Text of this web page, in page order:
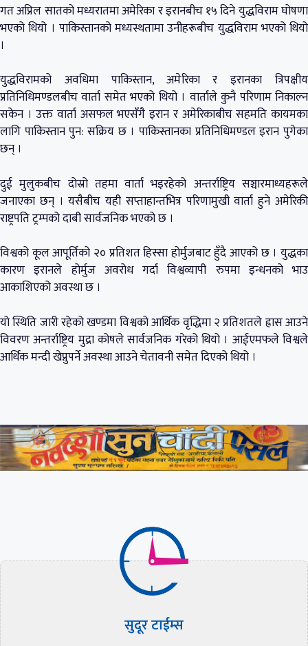
गत अप्रिल सातको मध्यरातमा अमेरिका र इरानबीच १५ दिने युद्धविराम घोषणा
भएको थियो । पाकिस्तानको मध्यस्थतामा उनीहरूबीच युद्धविराम भएको थियो
।
युद्धविरामको अवधिमा पाकिस्तान, अमेरिका र इरानका त्रिपक्षीय
प्रतिनिधिमण्डलबीच वार्ता समेत भएको थियो । वार्ताले कुनै परिणाम निकाल्न
सकेन । उक्त वार्ता असफल भएसँगै इरान र अमेरिकाबीच सहमति कायमका
लागि पाकिस्तान पुन: सक्रिय छ । पाकिस्तानका प्रतिनिधिमण्डल इरान पुगेका
छन् ।
दुई मुलुकबीच दोस्रो तहमा वार्ता भइरहेको अन्तर्राष्ट्रिय सञ्चारमाध्यहरूले
जनाएका छन् । यसैबीच यही सप्ताहान्तभित्र परिणामुखी वार्ता हुने अमेरिकी
राष्ट्रपति ट्रम्पको दाबी सार्वजनिक भएको छ ।
विश्वको कूल आपूर्तिको २० प्रतिशत हिस्सा होर्मुजबाट हुँदै आएको छ । युद्धका
कारण इरानले होर्मुज अवरोध गर्दा विश्वव्यापी रुपमा इन्धनको भाउ
आकाशिएको अवस्था छ ।
यो स्थिति जारी रहेको खण्डमा विश्वको आर्थिक वृद्धिमा २ प्रतिशतले ह्रास आउने
विवरण अन्तर्राष्ट्रिय मुद्रा कोषले सार्वजनिक गरेको थियो । आईएमफले विश्वले
आर्थिक मन्दी खेप्नुपर्ने अवस्था आउने चेतावनी समेत दिएको थियो ।
सुदूर टाईम्स